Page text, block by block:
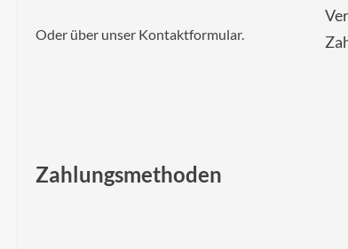
Oder über unser Kontaktformular.
Zahlungsmethoden